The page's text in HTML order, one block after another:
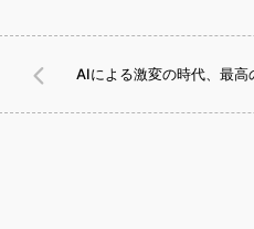
AIによる激変の時代、最高